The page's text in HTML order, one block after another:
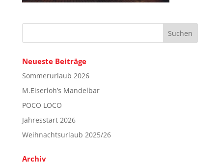
Neueste Beiträge
Sommerurlaub 2026
M.Eiserloh’s Mandelbar
POCO LOCO
Jahresstart 2026
Weihnachtsurlaub 2025/26
Archiv